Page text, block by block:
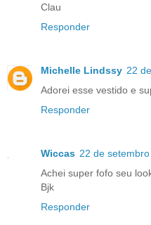
Clau
Responder
Michelle Lindssy 22
Adorei esse vestido e
Responder
Wiccas 22 de
Achei super fofo seu
Bjk
Responder